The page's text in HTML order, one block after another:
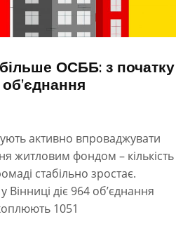
ОСББ: з початку
активно впроваджувати
житловим фондом – кількість
стабільно зростає.
діє 964 об’єднання
1051